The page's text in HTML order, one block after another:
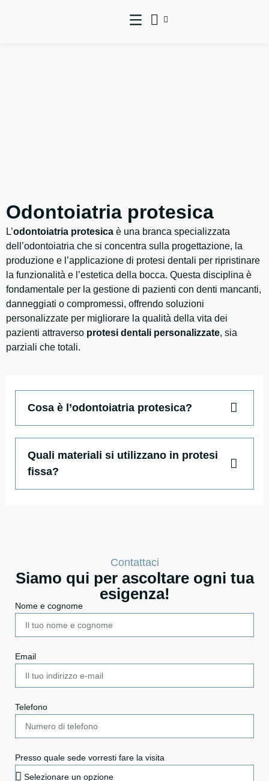
Odontoiatria protesica
L’odontoiatria protesica è una branca specializzata
dell’odontoiatria che si concentra sulla progettazione, la
produzione e l’applicazione di protesi dentali per ripristinare
la funzionalità e l’estetica della bocca. Questa disciplina è
fondamentale per la gestione di pazienti con denti mancanti,
danneggiati o compromessi, offrendo soluzioni
personalizzate per migliorare la qualità della vita dei
pazienti attraverso protesi dentali personalizzate, sia
parziali che totali.
Cosa è l’odontoiatria protesica?
Quali materiali si utilizzano in protesi
fissa?
Contattaci
Siamo qui per ascoltare ogni tua
esigenza!
Nome e cognome
Email
Telefono
Presso quale sede vorresti fare la visita